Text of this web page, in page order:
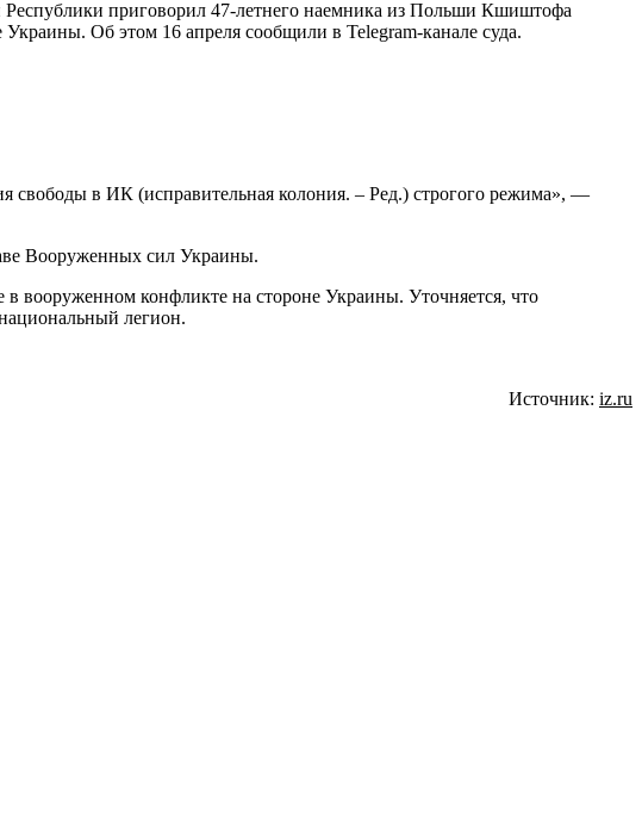
приговорил 47-летнего наемника из Польши Кшиштофа
Об этом 16 апреля сообщили в Telegram-канале суда.
свободы в ИК (исправительная колония. – Ред.) строгого режима», —
Вооруженных сил Украины.
вооруженном конфликте на стороне Украины. Уточняется, что
легион.
Источник: iz.ru